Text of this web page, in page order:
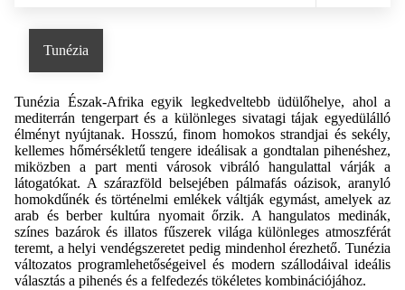
Tunézia
Tunézia Észak-Afrika egyik legkedveltebb üdülőhelye, ahol a
mediterrán tengerpart és a különleges sivatagi tájak egyedülálló
élményt nyújtanak. Hosszú, finom homokos strandjai és sekély,
kellemes hőmérsékletű tengere ideálisak a gondtalan pihenéshez,
miközben a part menti városok vibráló hangulattal várják a
látogatókat. A szárazföld belsejében pálmafás oázisok, aranyló
homokdűnék és történelmi emlékek váltják egymást, amelyek az
arab és berber kultúra nyomait őrzik. A hangulatos medinák,
színes bazárok és illatos fűszerek világa különleges atmoszférát
teremt, a helyi vendégszeretet pedig mindenhol érezhető. Tunézia
változatos programlehetőségeivel és modern szállodáival ideális
választás a pihenés és a felfedezés tökéletes kombinációjához.